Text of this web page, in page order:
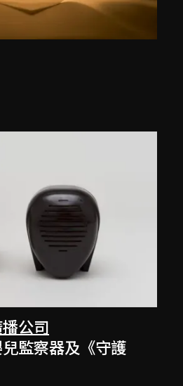
公司
兒監察器及《守護